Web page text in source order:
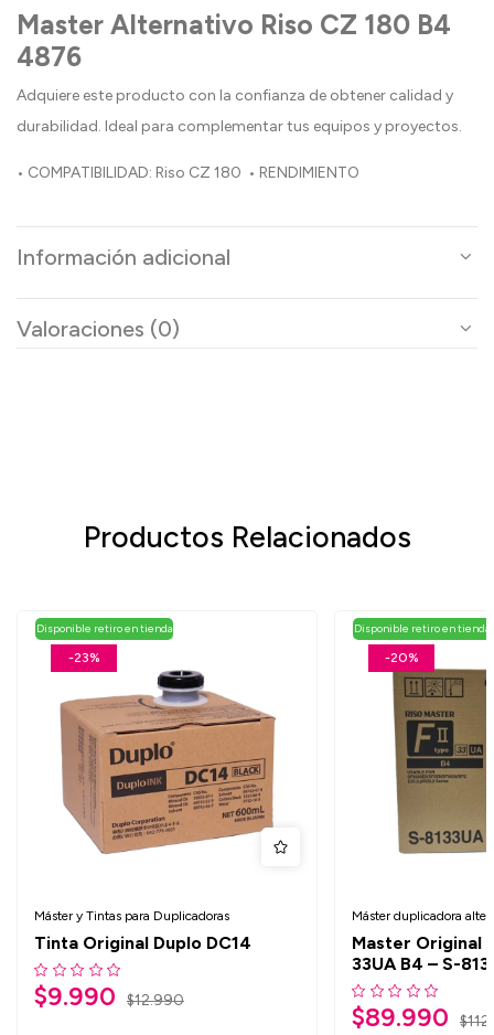
Master Alternativo Riso CZ 180 B4
4876
Adquiere este producto con la confianza de obtener calidad y
durabilidad. Ideal para complementar tus equipos y proyectos.
• COMPATIBILIDAD: Riso CZ 180 • RENDIMIENTO
Información adicional
Valoraciones (0)
Productos Relacionados
-23%
Disponible retiro en tienda
Máster y Tintas para Duplicadoras
Tinta Original Duplo DC14
$12.990
$9.990
-20%
Disponible retiro en tienda
Máster duplicadora
Master Original
33UA B4 – S-
$
$89.990